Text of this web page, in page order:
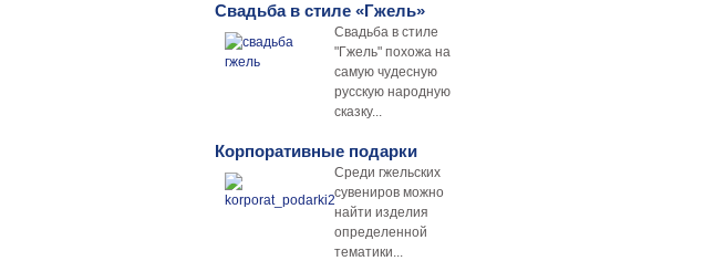
Свадьба в стиле «Гжель»
Свадьба в стиле
"Гжель" похожа на
самую чудесную
русскую народную
сказку...
Корпоративные подарки
Среди гжельских
сувениров можно
найти изделия
определенной
тематики...